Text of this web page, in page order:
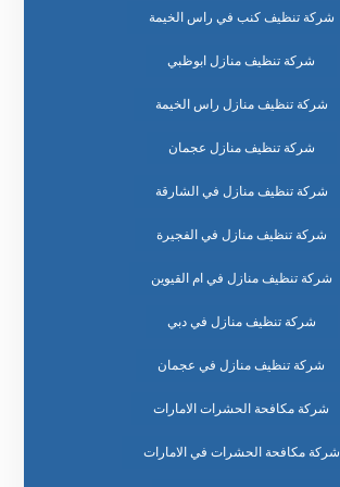
شركة تنظيف كنب في راس الخيمة
شركة تنظيف منازل ابوظبي
شركة تنظيف منازل راس الخيمة
شركة تنظيف منازل عجمان
شركة تنظيف منازل في الشارقة
شركة تنظيف منازل في الفجيرة
شركة تنظيف منازل في ام القيوين
شركة تنظيف منازل في دبي
شركة تنظيف منازل في عجمان
شركة مكافحة الحشرات الامارات
شركة مكافحة الحشرات في الامارات